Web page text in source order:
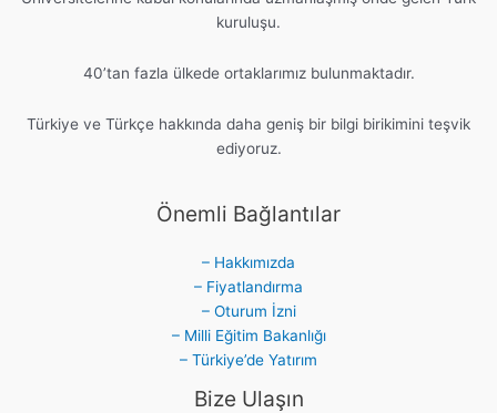
kuruluşu.
40’tan fazla ülkede ortaklarımız bulunmaktadır.
Türkiye ve Türkçe hakkında daha geniş bir bilgi birikimini teşvik
ediyoruz.
Önemli Bağlantılar
– Hakkımızda
– Fiyatlandırma
– Oturum İzni
– Milli Eğitim Bakanlığı
– Türkiye’de Yatırım
Bize Ulaşın